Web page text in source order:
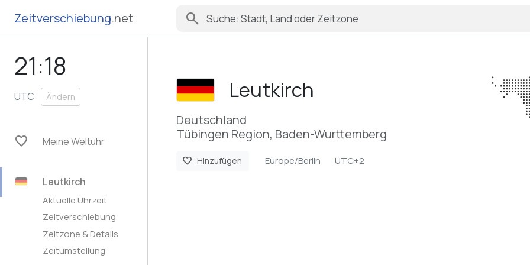
Zeitverschiebung.net search
21:18
UTC Ändern
favorite Meine Weltuhr
Leutkirch
Aktuelle Uhrzeit
Zeitverschiebung
Zeitzone & Details
Zeitumstellung
Leutkirch
Deutschland
Tübingen Region, Baden-Wurttemberg
favorite Hinzufügen Europe/Berlin UTC+2